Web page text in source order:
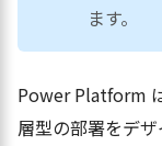
ます。
Power Platform
層型の部署をデ